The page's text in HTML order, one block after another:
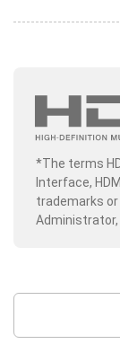
*The terms
Interface,
trademarks
Administrator,